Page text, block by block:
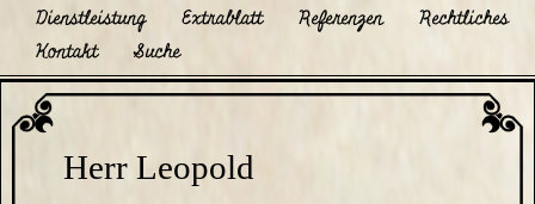
Dienstleistung
Extrablatt Referenzen
Rechtliches
Kontakt
Suche
Herr Leopold